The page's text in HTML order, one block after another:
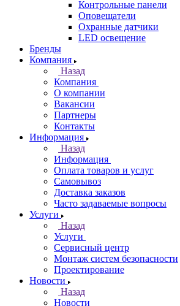
Контрольные панели
Оповещатели
Охранные датчики
LED освещение
Бренды
Компания
Назад
Компания
О компании
Вакансии
Партнеры
Контакты
Информация
Назад
Информация
Оплата товаров и услуг
Самовывоз
Доставка заказов
Часто задаваемые вопросы
Услуги
Назад
Услуги
Сервисный центр
Монтаж систем безопасности
Проектирование
Новости
Назад
Новости